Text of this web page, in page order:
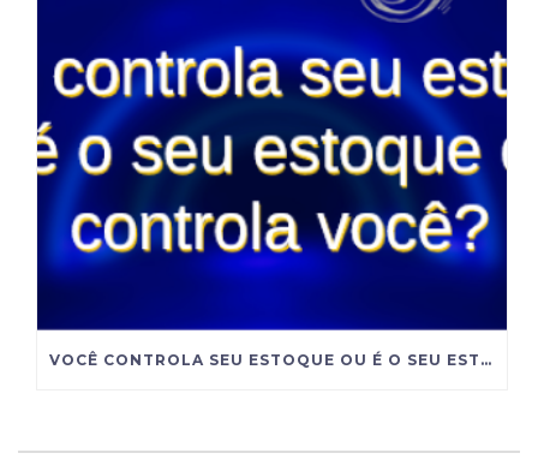
VOCÊ CONTROLA SEU ESTOQUE OU É O SEU ESTOQUE QUE CONTROLA VOCÊ?